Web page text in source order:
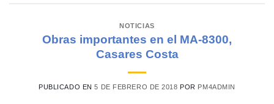
NOTICIAS
Obras importantes en el MA-8300,
Casares Costa
PUBLICADO EN5 DE FEBRERO DE 2018 POR PM4ADMIN